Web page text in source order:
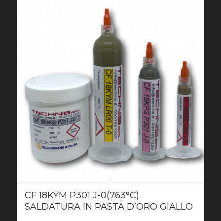
CF 18KYM P301 J-0(763°C)
SALDATURA IN PASTA D’ORO GIALLO